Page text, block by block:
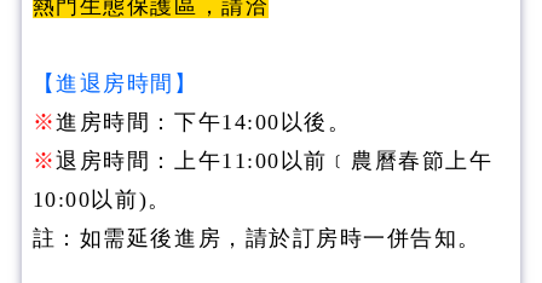
熱門生態保護區，請洽
【進退房時間】
※進房時間：下午14:00以後。
※退房時間：上午11:00以前﹝農曆春節上午
10:00以前)。
註：如需延後進房，請於訂房時一併告知。